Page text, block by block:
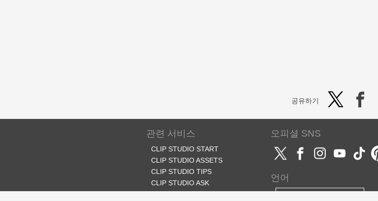
공유하기
관련 서비스
CLIP STUDIO START
CLIP STUDIO ASSETS
CLIP STUDIO TIPS
CLIP STUDIO ASK
오피셜 SNS
언어